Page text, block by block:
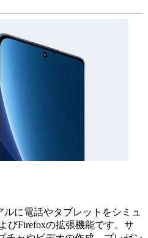
に電話やタブレットをシミュ
びFirefoxの拡張機能です。サ